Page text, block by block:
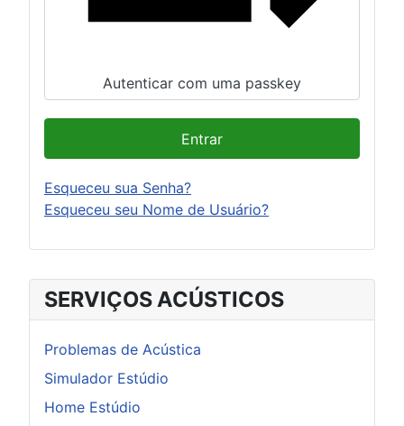
SERVIÇOS ACÚSTICOS
Problemas de Acústica
Simulador Estúdio
Home Estúdio
Autenticar com uma passkey
Entrar
Esqueceu sua Senha?
Esqueceu seu Nome de Usuário?